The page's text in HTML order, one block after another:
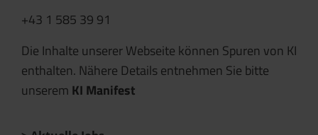
+43 1 585 39 91
Die Inhalte unserer Webseite können Spuren von KI
enthalten. Nähere Details entnehmen Sie bitte
unserem KI Manifest
News
Newsletter
Standorte